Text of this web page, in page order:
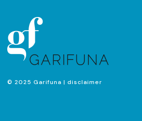
© 2025 Garifuna | disclaimer